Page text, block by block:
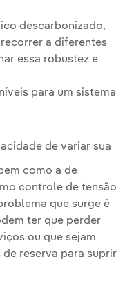
descarbonizado,
a diferentes
essa robustez e
para um sistema
de variar sua
como a de
controle de tensão
que surge é
ter que perder
ou que sejam
reserva para suprir